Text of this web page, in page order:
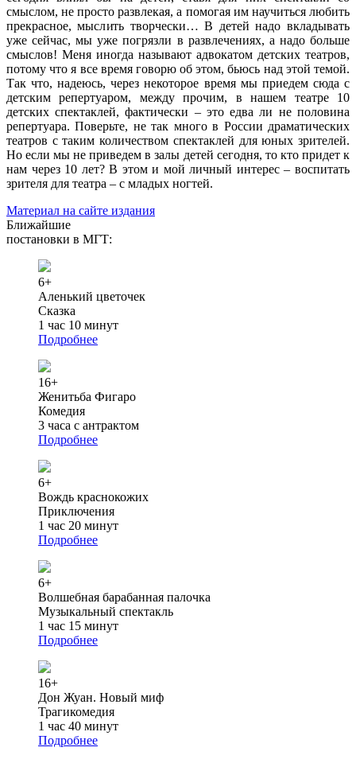
смыслом, не просто развлекая, а помогая им научиться любить
прекрасное, мыслить творчески… В детей надо вкладывать
уже сейчас, мы уже погрязли в развлечениях, а надо больше
смыслов! Меня иногда называют адвокатом детских театров,
потому что я все время говорю об этом, бьюсь над этой темой.
Так что, надеюсь, через некоторое время мы приедем сюда с
детским репертуаром, между прочим, в нашем театре 10
детских спектаклей, фактически – это едва ли не половина
репертуара. Поверьте, не так много в России драматических
театров с таким количеством спектаклей для юных зрителей.
Но если мы не приведем в залы детей сегодня, то кто придет к
нам через 10 лет? В этом и мой личный интерес – воспитать
зрителя для театра – с младых ногтей.
Материал на сайте издания
Ближайшие
постановки в МГТ:
6+
Аленький цветочек
Сказка
1 час 10 минут
Подробнее
16+
Женитьба Фигаро
Комедия
3 часа с антрактом
Подробнее
6+
Вождь краснокожих
Приключения
1 час 20 минут
Подробнее
6+
Волшебная барабанная палочка
Музыкальный спектакль
1 час 15 минут
Подробнее
16+
Дон Жуан. Новый миф
Трагикомедия
1 час 40 минут
Подробнее